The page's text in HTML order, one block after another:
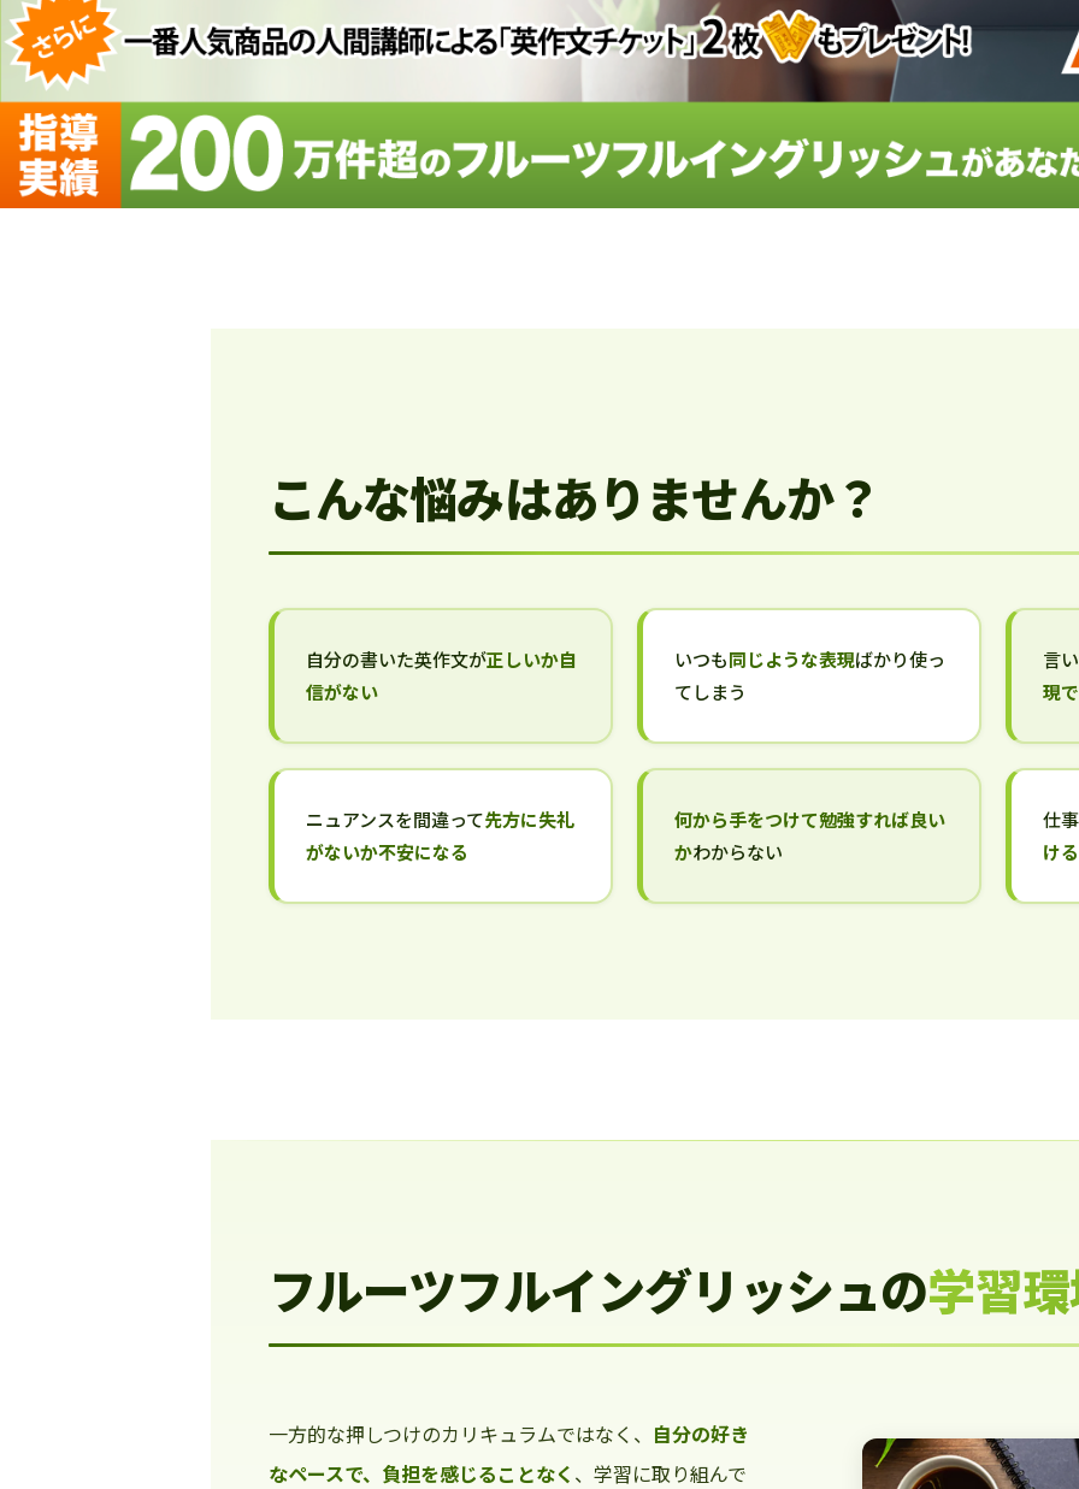
こんな悩みはありませんか？
自分の書いた英作文が正しいか自
信がない
いつも同じような表現ばかり使っ
てしまう
言
現
ニュアンスを間違って先方に失礼
がないか不安になる
何から手をつけて勉強すれば良い
かわからない
仕
け
フルーツフルイングリッシュの学習
一方的な押しつけのカリキュラムではなく、 自分の好き
なペースで、負担を感じることなく 、学習に取り組んで